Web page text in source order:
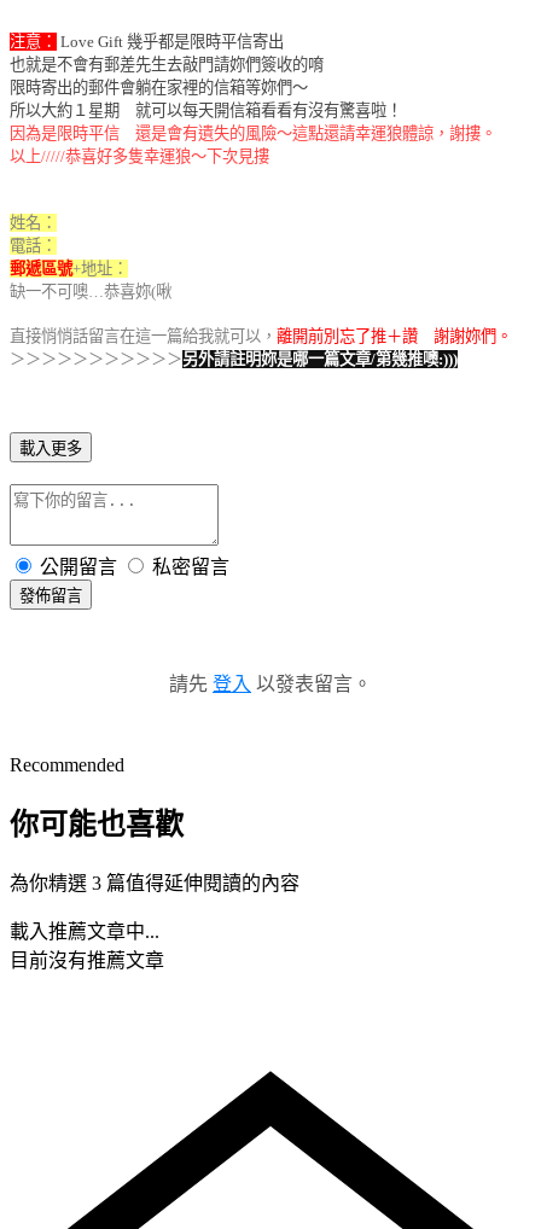
注意： Love Gift 幾乎都是限時平信寄出
也就是不會有郵差先生去敲門請妳們簽收的唷
限時寄出的郵件會躺在家裡的信箱等妳們～
所以大約１星期 就可以每天開信箱看看有沒有驚喜啦！
因為是限時平信 還是會有遺失的風險～這點還請幸運狼體諒，謝摟。
以上/////恭喜好多隻幸運狼～下次見摟
姓名：
電話：
郵遞區號+地址：
缺一不可噢…恭喜妳(啾
直接悄悄話留言在這一篇給我就可以， 離開前別忘了推＋讚 謝謝妳們。
＞＞＞＞＞＞＞＞＞＞＞另外請註明妳是哪一篇文章/第幾推噢:)))
載入更多
公開留言 私密留言
發佈留言
請先 登入 以發表留言。
Recommended
你可能也喜歡
為你精選 3 篇值得延伸閱讀的內容
載入推薦文章中...
目前沒有推薦文章